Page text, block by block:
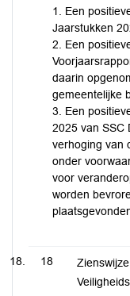
1. Een
Jaarstukken
2. Een
daarin
gemeentelijke
3. Een
2025 van SSC
verhoging van
onder
voor
worden
18